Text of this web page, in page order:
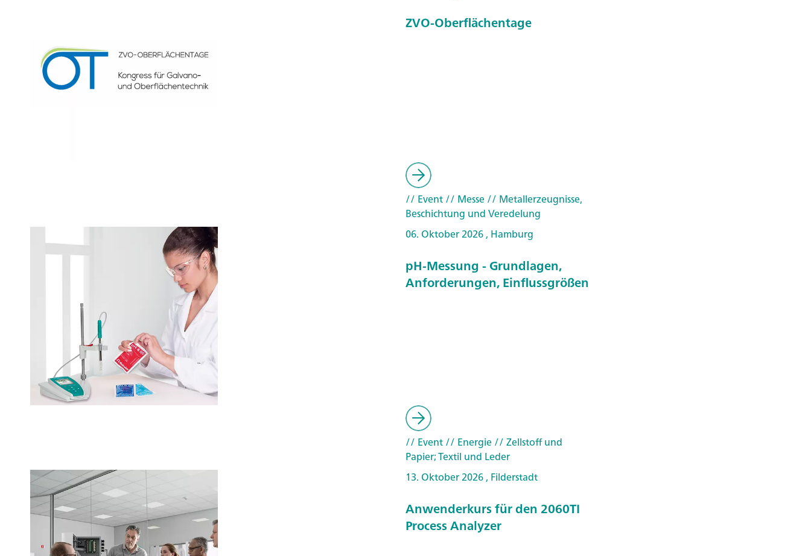
ZVO-Oberflächentage
// Event// Messe// Metallerzeugnisse,
Beschichtung und Veredelung
06. Oktober 2026 , Hamburg
pH-Messung - Grundlagen,
Anforderungen, Einflussgrößen
// Event// Energie// Zellstoff und
Papier; Textil und Leder
13. Oktober 2026 , Filderstadt
Anwenderkurs für den 2060TI
Process Analyzer